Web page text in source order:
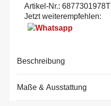
Artikel-Nr.: 6877301978T
Jetzt weiterempfehlen:
Beschreibung
Maße & Ausstattung